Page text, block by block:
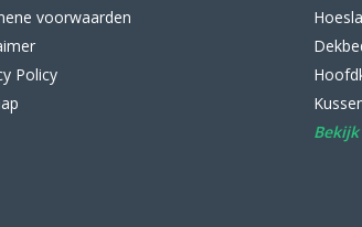
voorwaarden
Policy